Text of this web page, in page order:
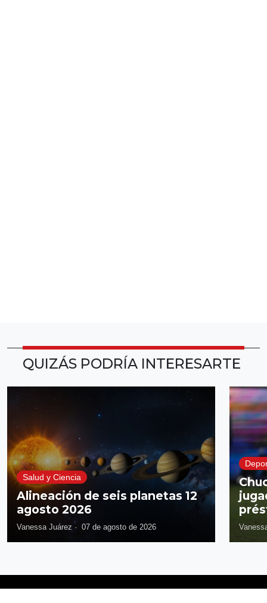
QUIZÁS PODRÍA INTERESARTE
Salud y Ciencia
Alineación de seis planetas 12
agosto 2026
Vanessa Juárez · 07 de agosto de 2026